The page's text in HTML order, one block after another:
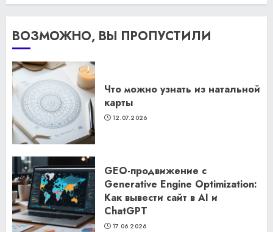
ВОЗМОЖНО, ВЫ ПРОПУСТИЛИ
Что можно узнать из натальной
карты
12.07.2026
GEO-продвижение с
Generative Engine Optimization:
Как вывести сайт в AI и
ChatGPT
17.06.2026